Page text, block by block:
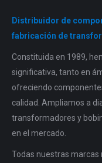
Distribuidor de
fabricación de
Constituida en 1989,
significativa, tanto en
ofreciendo
calidad. Ampliamos a
transformadores y
en el mercado.
Todas nuestras